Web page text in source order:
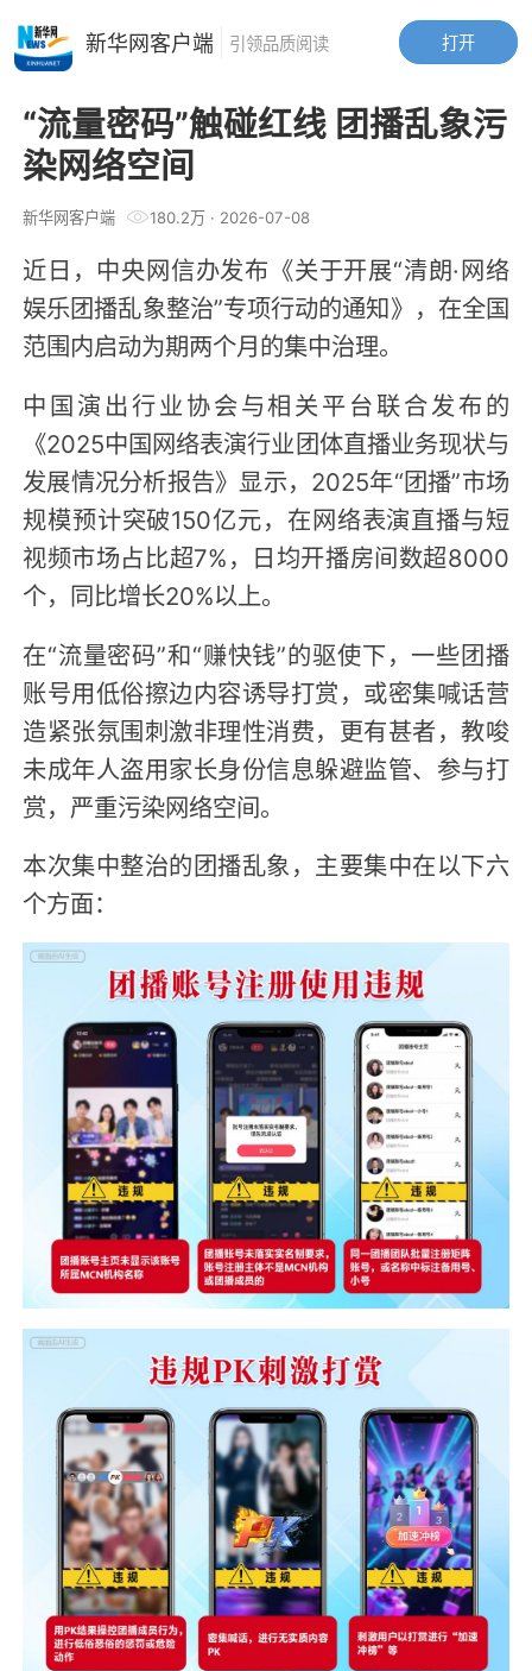
“流量密码”触碰红线 团播乱象污
染网络空间
新华网客户端 180.2万· 2026-07-08
近日，中央网信办发布《关于开展“清朗·网络
娱乐团播乱象整治”专项行动的通知》，在全国
范围内启动为期两个月的集中治理。
中国演出行业协会与相关平台联合发布的
《2025中国网络表演行业团体直播业务现状与
发展情况分析报告》显示，2025年“团播”市场
规模预计突破150亿元，在网络表演直播与短
视频市场占比超7%，日均开播房间数超8000
个，同比增长20%以上。
在“流量密码”和“赚快钱”的驱使下，一些团播
账号用低俗擦边内容诱导打赏，或密集喊话营
造紧张氛围刺激非理性消费，更有甚者，教唆
未成年人盗用家长身份信息躲避监管、参与打
赏，严重污染网络空间。
本次集中整治的团播乱象，主要集中在以下六
个方面：
打开
新华网客户端 引领品质阅读